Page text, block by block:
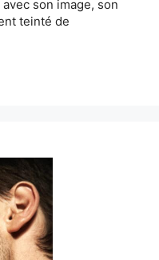
son image, son
teinté de